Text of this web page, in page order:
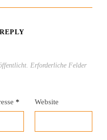
Erforderliche Felder
* Website